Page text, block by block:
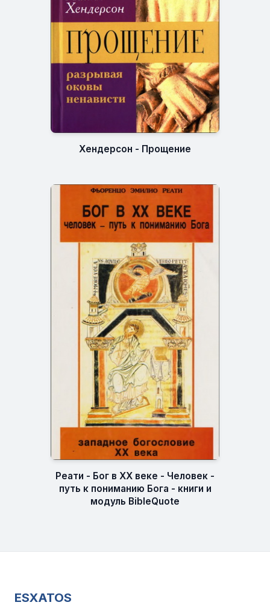
Хендерсон - Прощение
Реати - Бог в XX веке - Человек -
путь к пониманию Бога - книги и
модуль BibleQuote
ESXATOS